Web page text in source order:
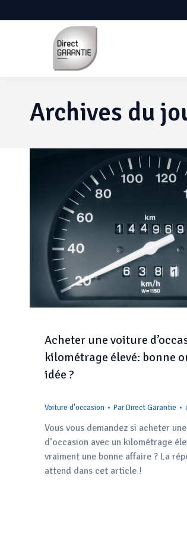
Archives du
Acheter une voiture
kilométrage élevé: bonne
idée ?
Voiture d'occasion ParDirect Garantie
Vous vous demandez si acheter
d’occasion avec un kilométrage
vraiment une bonne affaire ? La
attend dans cet article !